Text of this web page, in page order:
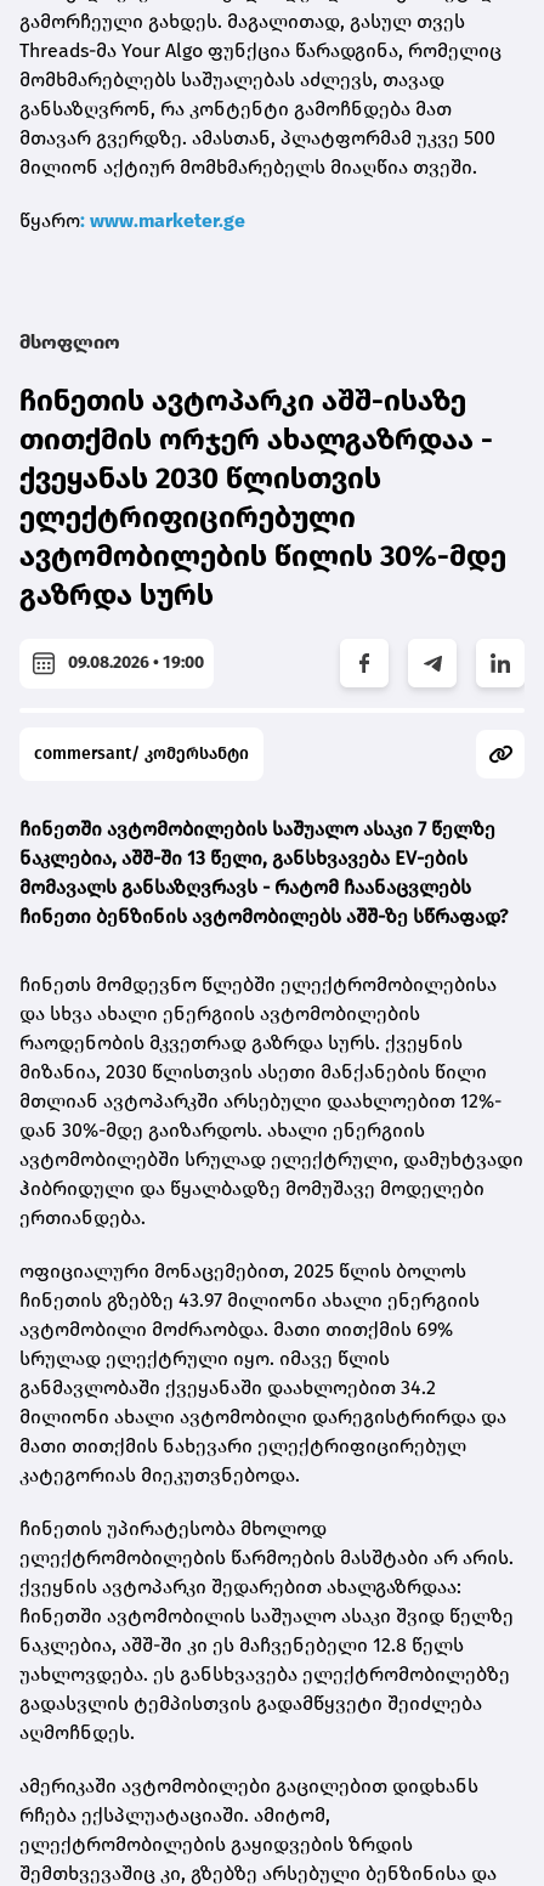
გამორჩეული გახდეს. მაგალითად, გასულ თვეს
Threads-მა Your Algo ფუნქცია წარადგინა, რომელიც
მომხმარებლებს საშუალებას აძლევს, თავად
განსაზღვრონ, რა კონტენტი გამოჩნდება მათ
მთავარ გვერდზე. ამასთან, პლატფორმამ უკვე 500
მილიონ აქტიურ მომხმარებელს მიაღწია თვეში.
წყარო: www.marketer.ge
მსოფლიო
ჩინეთის ავტოპარკი აშშ-ისაზე
თითქმის ორჯერ ახალგაზრდაა -
ქვეყანას 2030 წლისთვის
ელექტრიფიცირებული
ავტომობილების წილის 30%-მდე
გაზრდა სურს
09.08.2026 • 19:00
commersant/ კომერსანტი
ჩინეთში ავტომობილების საშუალო ასაკი 7 წელზე
ნაკლებია, აშშ-ში 13 წელი, განსხვავება EV-ების
მომავალს განსაზღვრავს - რატომ ჩაანაცვლებს
ჩინეთი ბენზინის ავტომობილებს აშშ-ზე სწრაფად?
ჩინეთს მომდევნო წლებში ელექტრომობილებისა
და სხვა ახალი ენერგიის ავტომობილების
რაოდენობის მკვეთრად გაზრდა სურს. ქვეყნის
მიზანია, 2030 წლისთვის ასეთი მანქანების წილი
მთლიან ავტოპარკში არსებული დაახლოებით 12%-
დან 30%-მდე გაიზარდოს. ახალი ენერგიის
ავტომობილებში სრულად ელექტრული, დამუხტვადი
ჰიბრიდული და წყალბადზე მომუშავე მოდელები
ერთიანდება.
ოფიციალური მონაცემებით, 2025 წლის ბოლოს
ჩინეთის გზებზე 43.97 მილიონი ახალი ენერგიის
ავტომობილი მოძრაობდა. მათი თითქმის 69%
სრულად ელექტრული იყო. იმავე წლის
განმავლობაში ქვეყანაში დაახლოებით 34.2
მილიონი ახალი ავტომობილი დარეგისტრირდა და
მათი თითქმის ნახევარი ელექტრიფიცირებულ
კატეგორიას მიეკუთვნებოდა.
ჩინეთის უპირატესობა მხოლოდ
ელექტრომობილების წარმოების მასშტაბი არ არის.
ქვეყნის ავტოპარკი შედარებით ახალგაზრდაა:
ჩინეთში ავტომობილის საშუალო ასაკი შვიდ წელზე
ნაკლებია, აშშ-ში კი ეს მაჩვენებელი 12.8 წელს
უახლოვდება. ეს განსხვავება ელექტრომობილებზე
გადასვლის ტემპისთვის გადამწყვეტი შეიძლება
აღმოჩნდეს.
ამერიკაში ავტომობილები გაცილებით დიდხანს
რჩება ექსპლუატაციაში. ამიტომ,
ელექტრომობილების გაყიდვების ზრდის
შემთხვევაშიც კი, გზებზე არსებული ბენზინისა და